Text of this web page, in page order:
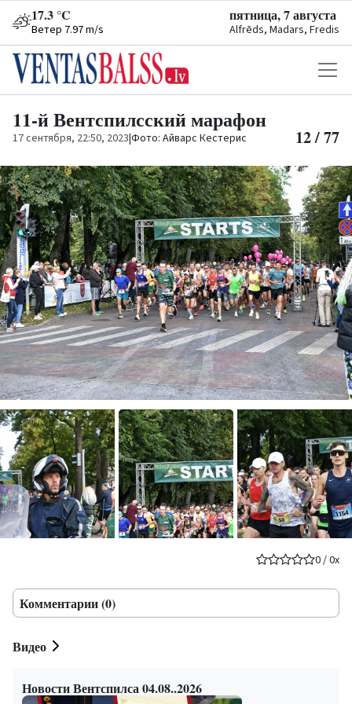
17.3 °C
Ветер 7.97 m/s
пятница, 7 августа
Alfrēds, Madars, Fredis
11-й Вентспилсский марафон
17 сентября, 22:50, 2023|Фото: Айварс Кестерис 12 / 77
0/0x
Комментарии (0)
Видео
Новости Вентспилса 04.08..2026